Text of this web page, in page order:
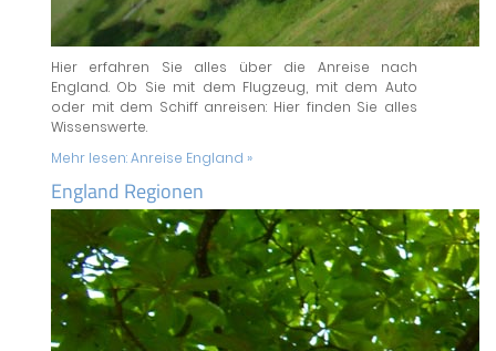
Hier erfahren Sie alles über die Anreise nach
England. Ob Sie mit dem Flugzeug, mit dem Auto
oder mit dem Schiff anreisen: Hier finden Sie alles
Wissenswerte.
Mehr lesen:Anreise England »
England Regionen